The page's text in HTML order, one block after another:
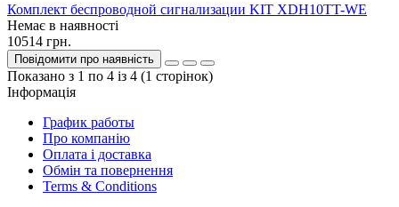
Комплект беспроводной сигнализации KIT XDH10TT-WE
Немає в наявності
10514 грн.
Повідомити про наявність
Показано з 1 по 4 із 4 (1 сторінок)
Інформація
График работы
Про компанію
Оплата і доставка
Обмін та повернення
Terms & Conditions